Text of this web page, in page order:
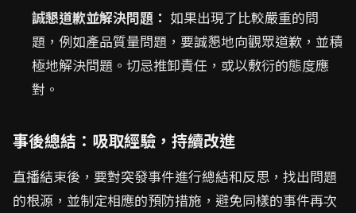
誠懇道歉並解決問題： 如果出現了比較嚴重的問
題，例如產品質量問題，要誠懇地向觀眾道歉，並積
極地解決問題。切忌推卸責任，或以敷衍的態度應
對。
事後總結：吸取經驗，持續改進
直播結束後，要對突發事件進行總結和反思，找出問題
的根源，並制定相應的預防措施，避免同樣的事件再次